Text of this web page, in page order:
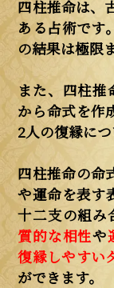
四柱推命は、
ある占術です
の結果は極限
また、四柱推
から命式を作
2人の復縁につ
四柱推命の命
や運命を表す
十二支の組み
質的な相性や
復縁しやすい
ができます。